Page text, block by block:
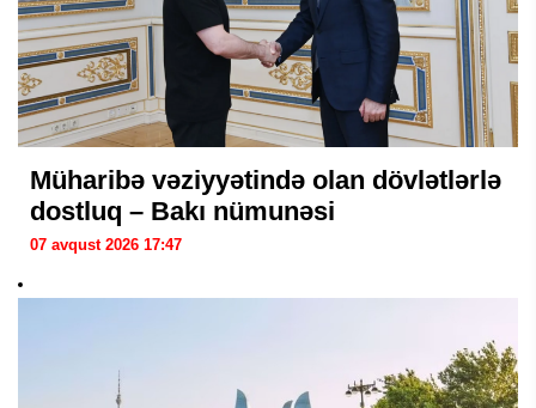
Müharibə vəziyyətində olan dövlətlərlə
dostluq – Bakı nümunəsi
07 avqust 2026 17:47